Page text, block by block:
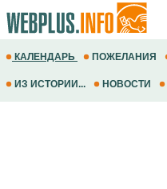
КАЛЕНДАРЬ ПОЖЕЛАНИЯ
ИЗ ИСТОРИИ... НОВОСТИ